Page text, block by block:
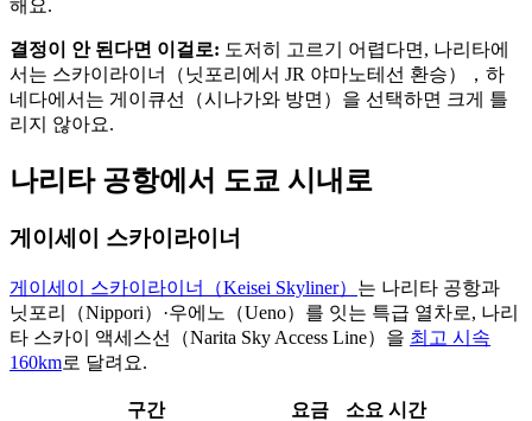
해요.
결정이 안 된다면 이걸로: 도저히 고르기 어렵다면, 나리타에
서는 스카이라이너（닛포리에서 JR 야마노테선 환승），하
네다에서는 게이큐선（시나가와 방면）을 선택하면 크게 틀
리지 않아요.
나리타 공항에서 도쿄 시내로
게이세이 스카이라이너
게이세이 스카이라이너（Keisei Skyliner） 는 나리타 공항과
닛포리（Nippori）·우에노（Ueno）를 잇는 특급 열차로, 나리
타 스카이 액세스선（Narita Sky Access Line）을 최고 시속
160km로 달려요.
구간 요금
소요 시간